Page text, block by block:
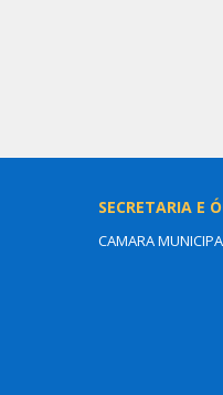
SECRETARIA E
CAMARA